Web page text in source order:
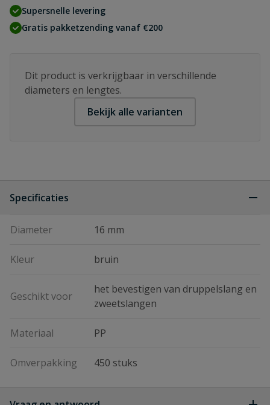
Supersnelle levering
Gratis pakketzending vanaf €200
Dit product is verkrijgbaar in verschillende
diameters en lengtes.
Bekijk alle varianten
Specificaties
Diameter 16 mm
Kleur bruin
Geschikt voor
het bevestigen van druppelslang en
zweetslangen
Materiaal PP
Omverpakking 450 stuks